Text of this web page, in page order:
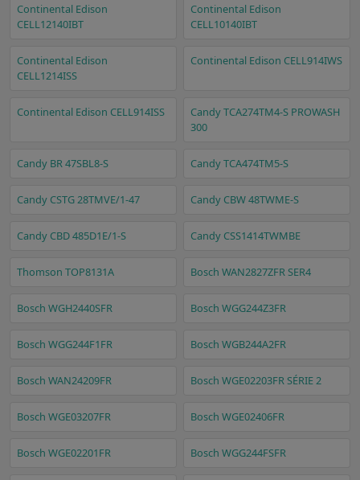
Continental Edison
CELL12140IBT
Continental Edison
CELL10140IBT
Continental Edison
CELL1214ISS
Continental Edison CELL914IWS
Continental Edison CELL914ISS
Candy TCA274TM4-S PROWASH
300
Candy BR 47SBL8-S Candy TCA474TM5-S
Candy CSTG 28TMVE/1-47 Candy CBW 48TWME-S
Candy CBD 485D1E/1-S Candy CSS1414TWMBE
Thomson TOP8131A Bosch WAN2827ZFR SER4
Bosch WGH2440SFR Bosch WGG244Z3FR
Bosch WGG244F1FR Bosch WGB244A2FR
Bosch WAN24209FR Bosch WGE02203FR SÉRIE 2
Bosch WGE03207FR Bosch WGE02406FR
Bosch WGE02201FR Bosch WGG244FSFR